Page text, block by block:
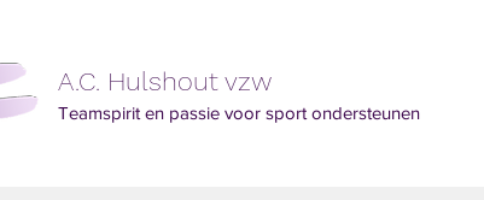
A.C. Hulshout vzw
Teamspirit en passie voor sport ondersteunen